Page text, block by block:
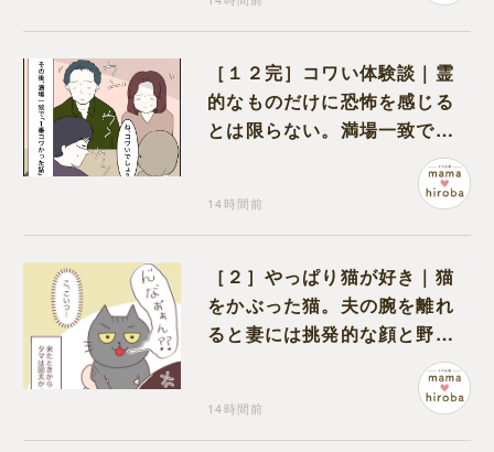
［１２完］コワい体験談｜霊
的なものだけに恐怖を感じる
とは限らない。満場一致でコ
ワいと認定された意外な体験
14時間前
［２］やっぱり猫が好き｜猫
をかぶった猫。夫の腕を離れ
ると妻には挑発的な顔と野太
14時間前